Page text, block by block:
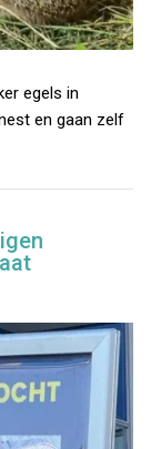
egels in
en gaan zelf